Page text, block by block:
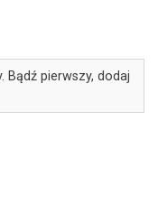
Bądź pierwszy, dodaj